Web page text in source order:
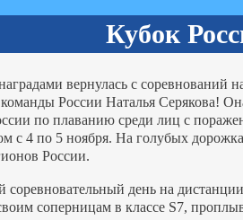
Кубок
вернулась с соревнований
России Наталья Серякова!
по плаванию среди лиц с
с 4 по 5 ноября. На голубых
России.
соревновательный день на
соперницам в классе S7,